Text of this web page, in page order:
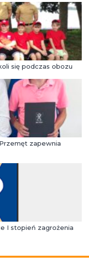
się podczas obozu
zapewnia
I stopień zagrożenia